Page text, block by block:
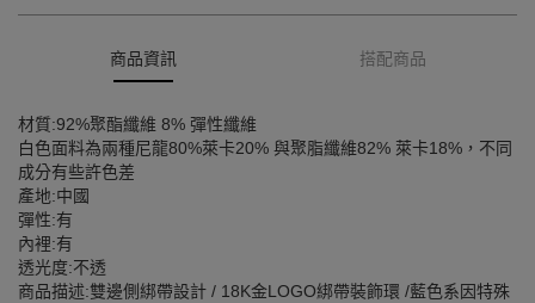
商品資訊 搭配商品
材質:92%聚酯纖維 8% 彈性纖維
白色面料為兩種尼龍80%萊卡20% 與聚脂纖維82% 萊卡18%，不同
成分有些許色差
產地:中國
彈性:有
內裡:有
透光度:不透
商品描述:雙邊側綁帶設計 / 18K金LOGO綁帶裝飾環 /藍色系因特殊